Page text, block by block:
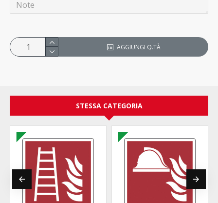
AGGIUNGI Q.TÀ
STESSA CATEGORIA